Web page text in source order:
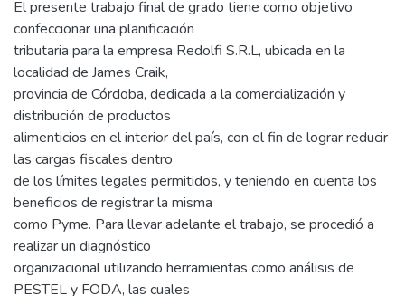
El presente trabajo final de grado tiene como objetivo
confeccionar una planificación
tributaria para la empresa Redolfi S.R.L, ubicada en la
localidad de James Craik,
provincia de Córdoba, dedicada a la comercialización y
distribución de productos
alimenticios en el interior del país, con el fin de lograr reducir
las cargas fiscales dentro
de los límites legales permitidos, y teniendo en cuenta los
beneficios de registrar la misma
como Pyme. Para llevar adelante el trabajo, se procedió a
realizar un diagnóstico
organizacional utilizando herramientas como análisis de
PESTEL y FODA, las cuales